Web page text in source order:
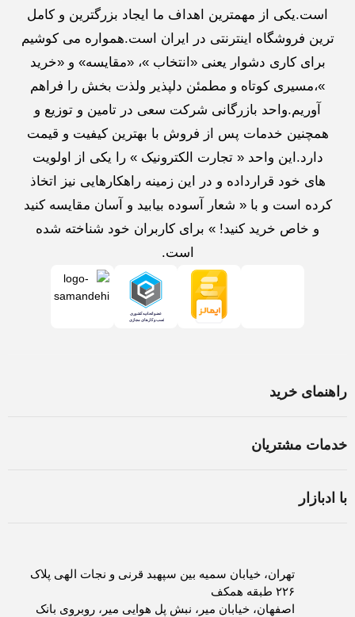
است.یکی از مهمترین اهداف ما ایجاد بزرگترین و کامل
ترین فروشگاه اینترنتی در ایران است.همواره می کوشیم
برای کاری دشوار یعنی «انتخاب »، «مقایسه» و «خرید
»،مسیری کوتاه و مطمئن دلپذیر ولذت بخش را فراهم
آوریم.واحد بازرگانی شرکت سعی در تامین و توزیع و
همچنین خدمات پس از فروش با بهترین کیفیت و قیمت
دارد.این واحد « تجارت الکترونیک » را یکی از اولویت
های خود قرارداده و در این زمینه راهکارهایی نیز اتخاذ
کرده است و با « شعار آسوده بیابید و آسان مقایسه کنید
و خاص خرید کنید! » برای کاربران خود شناخته شده
است.
راهنمای خرید
ثبت سفارش
روش های ارسال کالا
خدمات مشتریان
با ادبازار
تماس با ادبازار
فرصت های شغلی
تهران، خیابان سمیه بین سپهبد قرنی و نجات الهی پلاک
۲۲۶ طبقه همکف
اصفهان، خیابان میر، نبش پل هوایی میر، روبروی بانک